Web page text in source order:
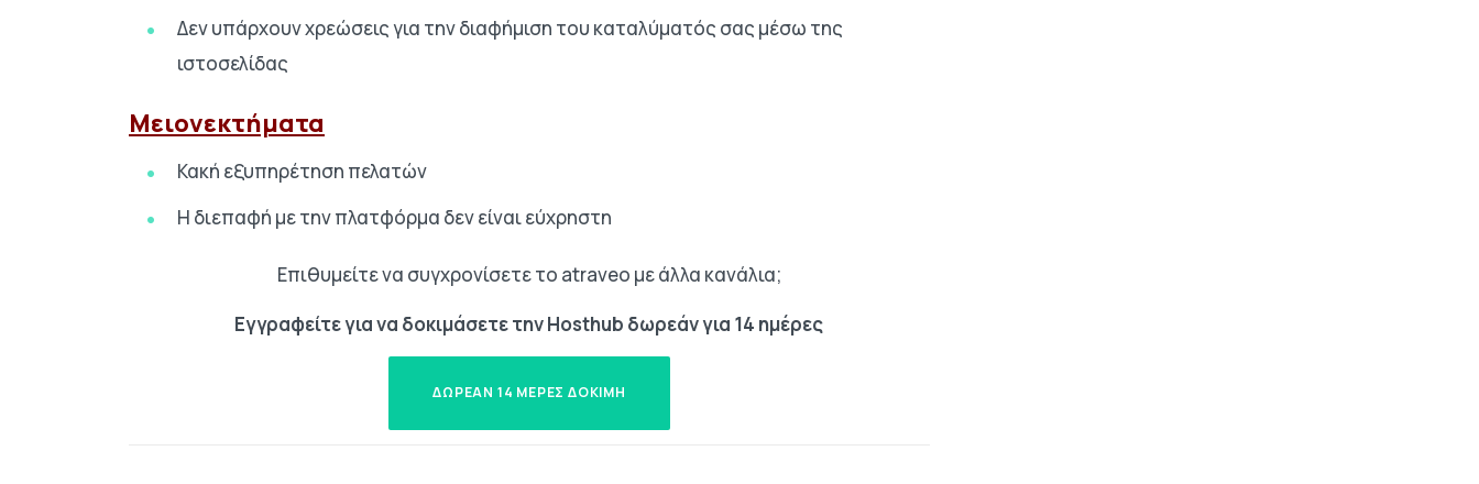
Δεν υπάρχουν χρεώσεις για την διαφήμιση του καταλύματός σας μέσω της
ιστοσελίδας
Μειονεκτήματα
Κακή εξυπηρέτηση πελατών
Η διεπαφή με την πλατφόρμα δεν είναι εύχρηστη
Επιθυμείτε να συγχρονίσετε το atraveo με άλλα κανάλια;
Εγγραφείτε για να δοκιμάσετε την Hosthub δωρεάν για 14 ημέρες
ΔΩΡΕΑΝ 14 ΜΕΡΕΣ ΔΟΚΙΜΗ